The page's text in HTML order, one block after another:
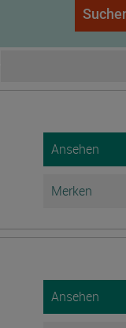
Ansehen
Merken
Ansehen